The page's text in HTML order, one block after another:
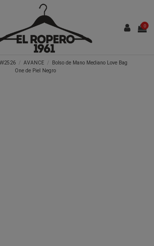
0
AVANCE
Bolso de Mano Mediano Love Bag
One de Piel Negro